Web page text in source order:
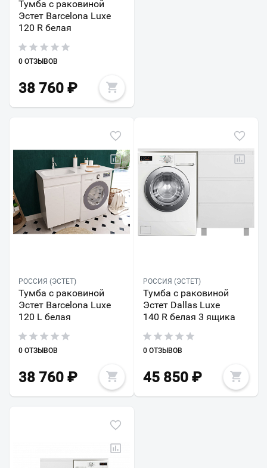
Тумба с раковиной
Эстет Barcelona Luxe
120 R белая
0 ОТЗЫВОВ
38 760 ₽
РОССИЯ (ЭСТЕТ)
Тумба с раковиной
Эстет Barcelona Luxe
120 L белая
0 ОТЗЫВОВ
38 760 ₽
РОССИЯ (ЭСТЕТ)
Тумба с раковиной
Эстет Dallas Luxe
140 R белая 3 ящика
0 ОТЗЫВОВ
45 850₽